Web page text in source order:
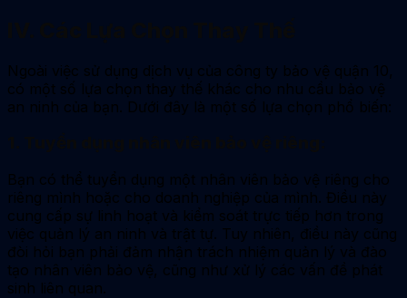
Ngoài việc sử dụng dịch vụ của công ty bảo vệ quận 10,
có một số lựa chọn thay thế khác cho nhu cầu bảo vệ
an ninh của bạn. Dưới đây là một số lựa chọn phổ biến:
Bạn có thể tuyển dụng một nhân viên bảo vệ riêng cho
riêng mình hoặc cho doanh nghiệp của mình. Điều này
cung cấp sự linh hoạt và kiểm soát trực tiếp hơn trong
việc quản lý an ninh và trật tự. Tuy nhiên, điều này cũng
đòi hỏi bạn phải đảm nhận trách nhiệm quản lý và đào
tạo nhân viên bảo vệ, cũng như xử lý các vấn đề phát
sinh liên quan.